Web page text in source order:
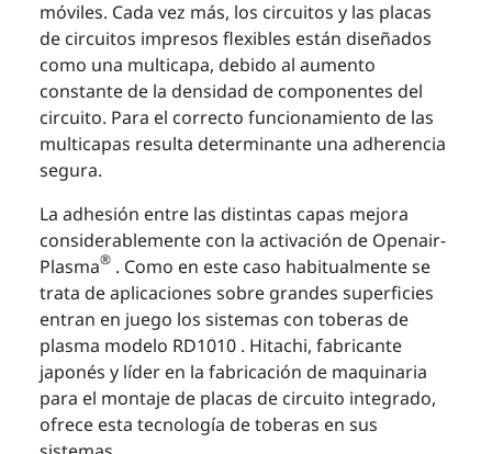
móviles. Cada vez más, los circuitos y las placas
de circuitos impresos flexibles están diseñados
como una multicapa, debido al aumento
constante de la densidad de componentes del
circuito. Para el correcto funcionamiento de las
multicapas resulta determinante una adherencia
segura.
La adhesión entre las distintas capas mejora
considerablemente con la activación de Openair-
Plasma® . Como en este caso habitualmente se
trata de aplicaciones sobre grandes superficies
entran en juego los sistemas con toberas de
plasma modelo RD1010 . Hitachi, fabricante
japonés y líder en la fabricación de maquinaria
para el montaje de placas de circuito integrado,
ofrece esta tecnología de toberas en sus